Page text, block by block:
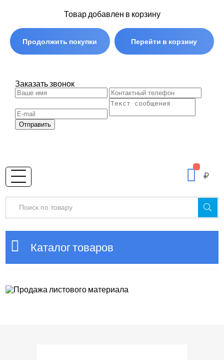
Товар добавлен в корзину
Продолжить покупки Перейти в корзину
Заказать звонок
Отправить
Каталог товаров